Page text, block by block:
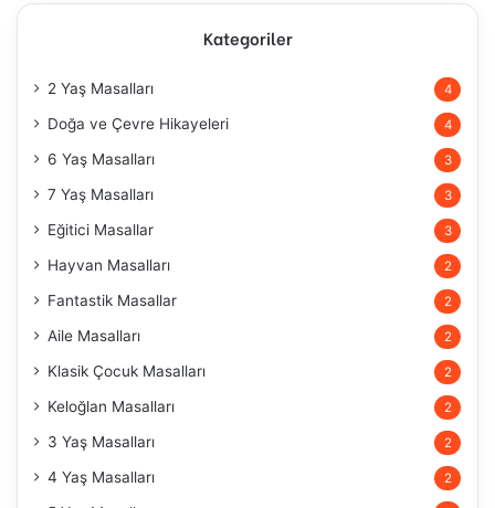
Kategoriler
2 Yaş Masalları 4
Doğa ve Çevre Hikayeleri 4
6 Yaş Masalları 3
7 Yaş Masalları 3
Eğitici Masallar 3
Hayvan Masalları 2
Fantastik Masallar 2
Aile Masalları 2
Klasik Çocuk Masalları 2
Keloğlan Masalları 2
3 Yaş Masalları 2
4 Yaş Masalları 2